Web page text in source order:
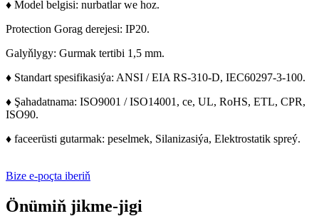
♦ Model belgisi: nurbatlar we hoz.
Protection Gorag derejesi: IP20.
Galyňlygy: Gurmak tertibi 1,5 mm.
♦ Standart spesifikasiýa: ANSI / EIA RS-310-D, IEC60297-3-100.
♦ Şahadatnama: ISO9001 / ISO14001, ce, UL, RoHS, ETL, CPR,
ISO90.
♦ faceerüsti gutarmak: peselmek, Silanizasiýa, Elektrostatik spreý.
Bize e-poçta iberiň
Önümiň jikme-jigi